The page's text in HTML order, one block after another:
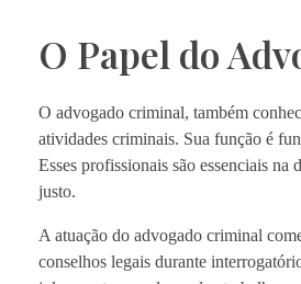
O Papel do
O advogado criminal, também
atividades criminais. Sua função é
Esses profissionais são essenciais
justo.
A atuação do advogado criminal
conselhos legais durante